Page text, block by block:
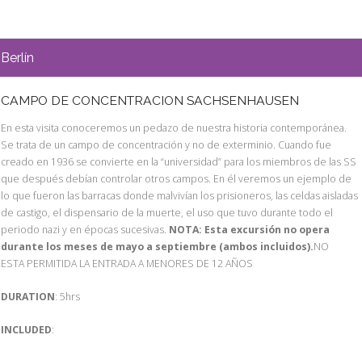
Berlín
CAMPO DE CONCENTRACION SACHSENHAUSEN
En esta visita conoceremos un pedazo de nuestra historia contemporánea.
Se trata de un campo de concentración y no de exterminio. Cuando fue
creado en 1936 se convierte en la “universidad” para los miembros de las SS
que después debían controlar otros campos. En él veremos un ejemplo de
lo que fueron las barracas donde malvivían los prisioneros, las celdas aisladas
de castigo, el dispensario de la muerte, el uso que tuvo durante todo el
periodo nazi y en épocas sucesivas. NOTA: Esta excursión no opera
durante los meses de mayo a septiembre (ambos incluidos).NO
ESTA PERMITIDA LA ENTRADA A MENORES DE 12 AÑOS
DURATION: 5hrs
INCLUDED: